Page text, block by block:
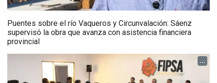
Puentes sobre el río Vaqueros y Circunvalación: Sáenz
supervisó la obra que avanza con asistencia financiera
provincial
...